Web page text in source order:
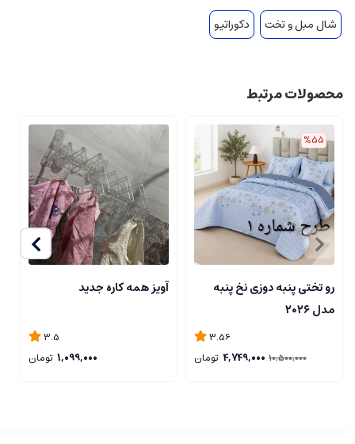
شال مبل و تخت
دکوراتیو
محصولات مرتبط
%55
رو تختی پنبه دوزی نخ پنبه
مدل ۲۰۲۶
3.56
10,500,000
4,749,000 تومان
آویز همه کاره جدید
3.5
1,099,000 تومان